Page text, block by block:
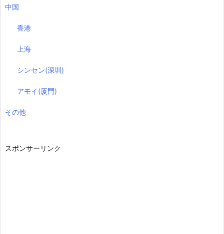
中国
香港
上海
シンセン(深圳)
アモイ(厦門)
その他
スポンサーリンク